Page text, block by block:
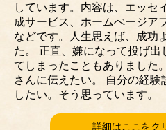
しています。内容は、エッセ
成サービス、ホームぺージア
などです。人生思えば、成功
た。 正直、嫌になって投げ
てしまったこともありました
さんに伝えたい。 自分の経
したい。そう思っています。
詳細はここをク